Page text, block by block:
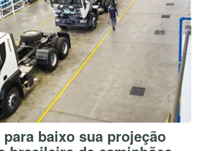
baixo sua projeção